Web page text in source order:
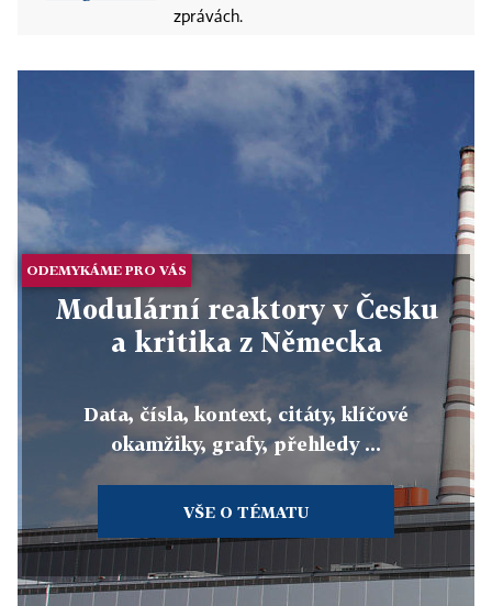
zprávách.
ODEMYKÁME PRO VÁS
Modulární reaktory v Česku
a kritika z Německa
Data, čísla, kontext, citáty, klíčové
okamžiky, grafy, přehledy ...
VŠE O TÉMATU